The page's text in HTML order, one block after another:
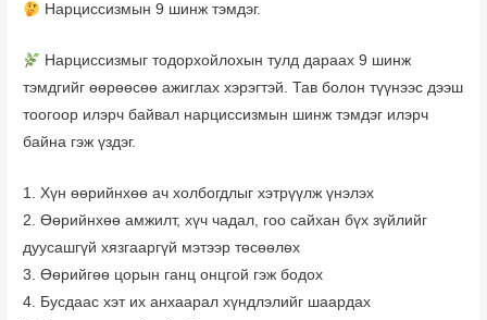
Нарциссизмын 9 шинж тэмдэг.
Нарциссизмыг тодорхойлохын тулд дараах 9 шинж
тэмдгийг өөрөөсөө ажиглах хэрэгтэй. Тав болон түүнээс дээш
тоогоор илэрч байвал нарциссизмын шинж тэмдэг илэрч
байна гэж үздэг.
1. Хүн өөрийнхөө ач холбогдлыг хэтрүүлж үнэлэх
2. Өөрийнхөө амжилт, хүч чадал, гоо сайхан бүх зүйлийг
дуусашгүй хязгааргүй мэтээр төсөөлөх
3. Өөрийгөө цорын ганц онцгой гэж бодох
4. Бусдаас хэт их анхаарал хүндлэлийг шаардах